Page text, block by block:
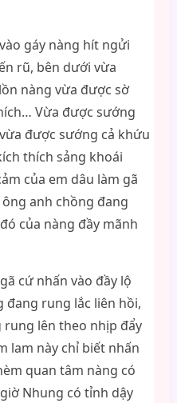
gáy nàng hít ngửi
rũ, bên dưới vừa
nàng vừa được sờ
Vừa được sướng
được sướng cả khứu
thích sảng khoái
của em dâu làm gã
anh chồng đang
của nàng đầy mãnh
cứ nhấn vào đầy lộ
đang rung lắc liên hồi,
lên theo nhịp đẩy
lam này chỉ biết nhấn
quan tâm nàng có
Nhung có tỉnh dậy